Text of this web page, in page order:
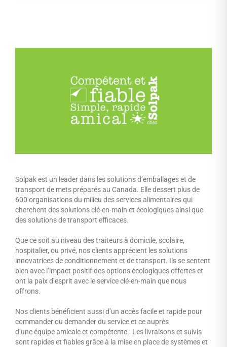
Solpak est un leader dans les solutions d’emballages et de
transport de mets préparés au Canada. Elle dessert plus de
600 organisations du milieu des services alimentaires qui
cherchent des solutions clé-en-main et écologiques ainsi que
des solutions de transport efficaces.
Que ce soit au niveau des traiteurs à domicile, scolaire,
hospitalier, ou privé, nos clients apprécient les solutions
innovatrices de conditionnement et de transport. Ils se sentent
bien avec l’impact positif des options écologiques offertes et
ont la paix d’esprit avec le service clé-en-main que nous
offrons.
Nos clients bénéficient aussi d’un accès facile et rapide pour
commander ou demander du service et ce auprès
d’une équipe amicale et compétente. Les livraisons et suivis
sont rapides et fiables grâce à la mise en place de systèmes et